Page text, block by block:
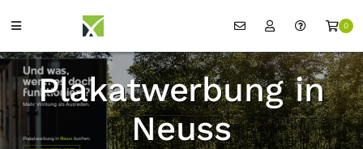
0
Plakatwerbung in
Neuss